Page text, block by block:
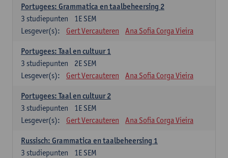
Portugees: Grammatica en taalbeheersing 2
1E SEM
3 studiepunten
Lesgever(s):
Gert Vercauteren Ana Sofia Corga Vieira
Portugees: Taal en cultuur 1
2E SEM
3 studiepunten
Lesgever(s):
Gert Vercauteren Ana Sofia Corga Vieira
Portugees: Taal en cultuur 2
1E SEM
3 studiepunten
Lesgever(s):
Gert Vercauteren Ana Sofia Corga Vieira
Russisch: Grammatica en taalbeheersing 1
1E SEM
3 studiepunten